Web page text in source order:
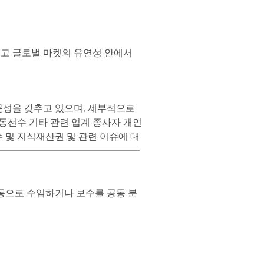
글로벌 마켓의 유연성 안에서
을 갖추고 있으며, 세부적으로
선수 기타 관련 업계 종사자 개인
지식재산권 및 관련 이슈에 대
로 수임하거나 보수를 공동 분